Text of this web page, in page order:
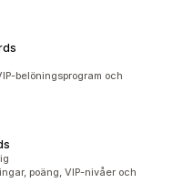
belöningsprogram och
poäng, VIP-nivåer och